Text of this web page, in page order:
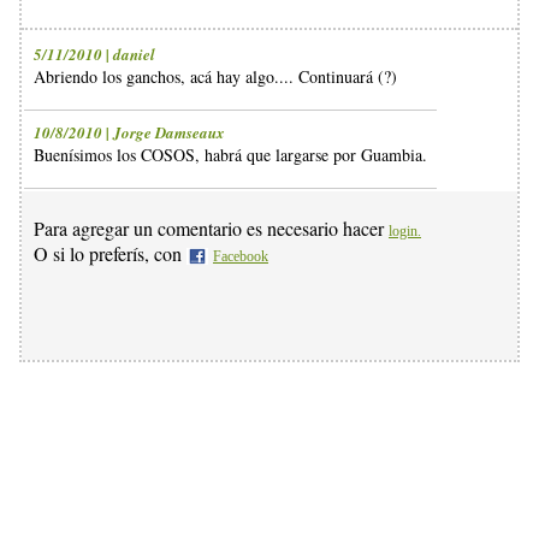
5/11/2010 | daniel
Abriendo los ganchos, acá hay algo.... Continuará (?)
10/8/2010 | Jorge Damseaux
Buenísimos los COSOS, habrá que largarse por Guambia.
Para agregar un comentario es necesario hacer login.
O si lo preferís, con Facebook